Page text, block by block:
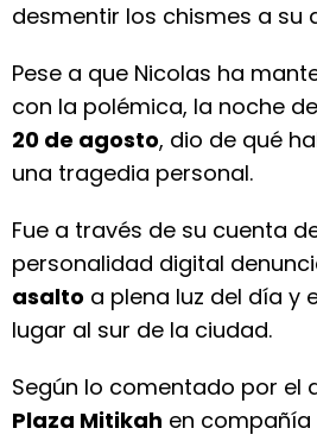
desmentir los chismes a su
Pese a que Nicolas ha
con la polémica, la noche
20 de agosto, dio de qué
una tragedia personal.
Fue a través de su cuenta
personalidad digital
asalto a plena luz del día y
lugar al sur de la ciudad.
Según lo comentado por el
Plaza Mitikah en compañía